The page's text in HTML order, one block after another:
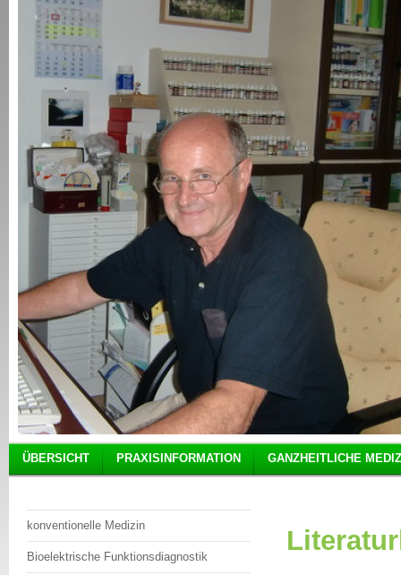
ÜBERSICHT PRAXISINFORMATION GANZHEITLICHE
konventionelle Medizin
Bioelektrische Funktionsdiagnostik